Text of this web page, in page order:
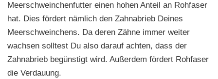
Meerschweinchenfutter einen hohen Anteil an Rohfaser
hat. Dies fördert nämlich den Zahnabrieb Deines
Meerschweinchens. Da deren Zähne immer weiter
wachsen solltest Du also darauf achten, dass der
Zahnabrieb begünstigt wird. Außerdem fördert Rohfaser
die Verdauung.